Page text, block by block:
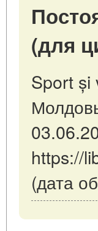
(для
Sport și
https://
(дата